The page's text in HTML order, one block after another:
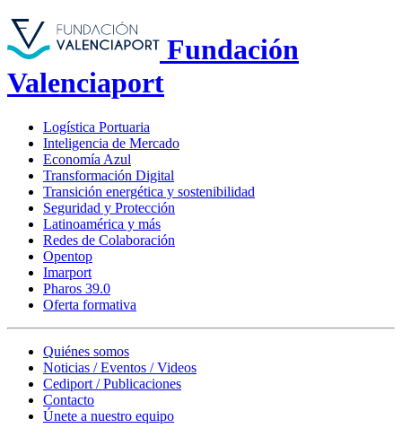
Fundación
Valenciaport
Logística Portuaria
Inteligencia de Mercado
Economía Azul
Transformación Digital
Transición energética y sostenibilidad
Seguridad y Protección
Latinoamérica y más
Redes de Colaboración
Opentop
Imarport
Pharos 39.0
Oferta formativa
Quiénes somos
Noticias / Eventos / Videos
Cediport / Publicaciones
Contacto
Únete a nuestro equipo